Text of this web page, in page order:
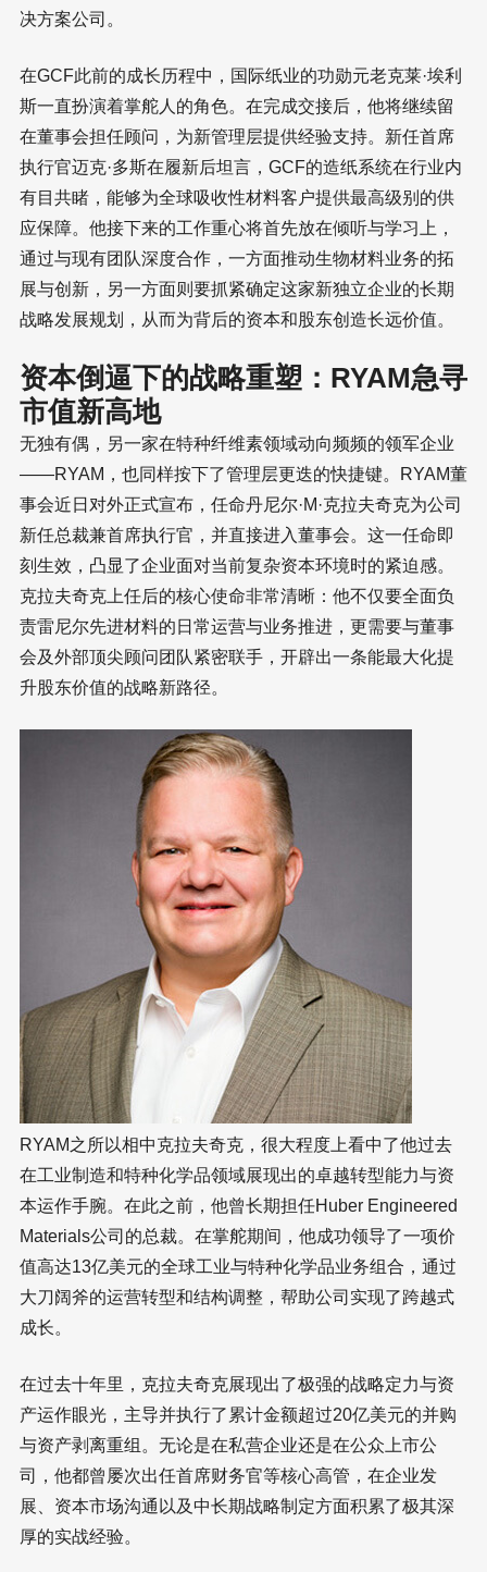
决方案公司。
在GCF此前的成长历程中，国际纸业的功勋元老克莱·埃利
斯一直扮演着掌舵人的角色。在完成交接后，他将继续留
在董事会担任顾问，为新管理层提供经验支持。新任首席
执行官迈克·多斯在履新后坦言，GCF的造纸系统在行业内
有目共睹，能够为全球吸收性材料客户提供最高级别的供
应保障。他接下来的工作重心将首先放在倾听与学习上，
通过与现有团队深度合作，一方面推动生物材料业务的拓
展与创新，另一方面则要抓紧确定这家新独立企业的长期
战略发展规划，从而为背后的资本和股东创造长远价值。
资本倒逼下的战略重塑：RYAM急寻
市值新高地
无独有偶，另一家在特种纤维素领域动向频频的领军企业
——RYAM，也同样按下了管理层更迭的快捷键。RYAM董
事会近日对外正式宣布，任命丹尼尔·M·克拉夫奇克为公司
新任总裁兼首席执行官，并直接进入董事会。这一任命即
刻生效，凸显了企业面对当前复杂资本环境时的紧迫感。
克拉夫奇克上任后的核心使命非常清晰：他不仅要全面负
责雷尼尔先进材料的日常运营与业务推进，更需要与董事
会及外部顶尖顾问团队紧密联手，开辟出一条能最大化提
升股东价值的战略新路径。
RYAM之所以相中克拉夫奇克，很大程度上看中了他过去
在工业制造和特种化学品领域展现出的卓越转型能力与资
本运作手腕。在此之前，他曾长期担任Huber Engineered
Materials公司的总裁。在掌舵期间，他成功领导了一项价
值高达13亿美元的全球工业与特种化学品业务组合，通过
大刀阔斧的运营转型和结构调整，帮助公司实现了跨越式
成长。
在过去十年里，克拉夫奇克展现出了极强的战略定力与资
产运作眼光，主导并执行了累计金额超过20亿美元的并购
与资产剥离重组。无论是在私营企业还是在公众上市公
司，他都曾屡次出任首席财务官等核心高管，在企业发
展、资本市场沟通以及中长期战略制定方面积累了极其深
厚的实战经验。